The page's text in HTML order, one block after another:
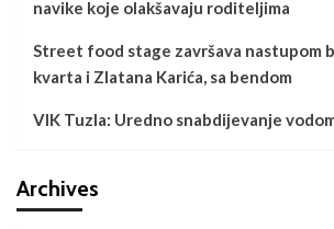
navike koje olakšavaju roditeljima
Street food stage završava nastupom
kvarta i Zlatana Karića, sa bendom
VIK Tuzla: Uredno snabdijevanje
Archives